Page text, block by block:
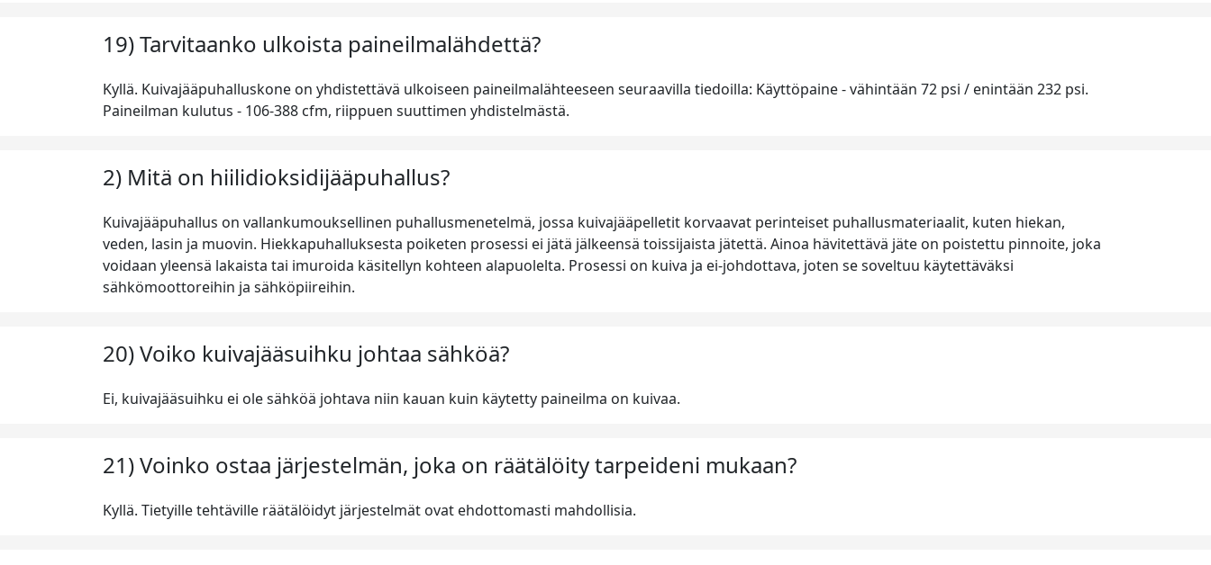
19) Tarvitaanko ulkoista paineilmalähdettä?
Kyllä. Kuivajääpuhalluskone on yhdistettävä ulkoiseen paineilmalähteeseen seuraavilla tiedoilla: Käyttöpaine - vähintään 72 psi / enintään 232 psi.
Paineilman kulutus - 106-388 cfm, riippuen suuttimen yhdistelmästä.
2) Mitä on hiilidioksidijääpuhallus?
Kuivajääpuhallus on vallankumouksellinen puhallusmenetelmä, jossa kuivajääpelletit korvaavat perinteiset puhallusmateriaalit, kuten hiekan,
veden, lasin ja muovin. Hiekkapuhalluksesta poiketen prosessi ei jätä jälkeensä toissijaista jätettä. Ainoa hävitettävä jäte on poistettu pinnoite, joka
voidaan yleensä lakaista tai imuroida käsitellyn kohteen alapuolelta. Prosessi on kuiva ja ei-johdottava, joten se soveltuu käytettäväksi
sähkömoottoreihin ja sähköpiireihin.
20) Voiko kuivajääsuihku johtaa sähköä?
Ei, kuivajääsuihku ei ole sähköä johtava niin kauan kuin käytetty paineilma on kuivaa.
21) Voinko ostaa järjestelmän, joka on räätälöity tarpeideni mukaan?
Kyllä. Tietyille tehtäville räätälöidyt järjestelmät ovat ehdottomasti mahdollisia.